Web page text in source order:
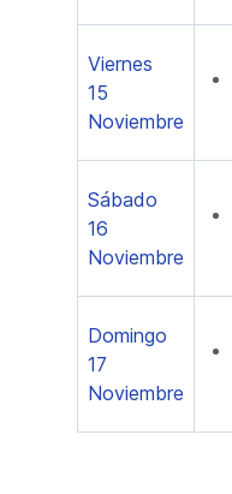
Viernes
15
Noviembre
Sábado
16
Noviembre
Domingo
17
Noviembre